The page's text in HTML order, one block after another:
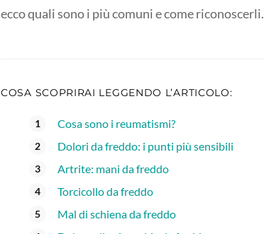
ecco quali sono i più comuni e come riconoscerli.
COSA SCOPRIRAI LEGGENDO L’ARTICOLO:
Cosa sono i reumatismi?
Dolori da freddo: i punti più sensibili
Artrite: mani da freddo
Torcicollo da freddo
Mal di schiena da freddo